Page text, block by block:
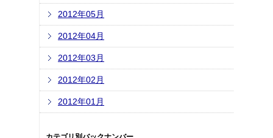
2012年05月
2012年04月
2012年03月
2012年02月
2012年01月